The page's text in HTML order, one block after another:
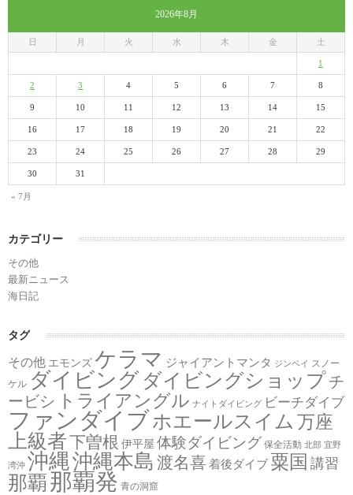
2026年8月
日 月 火 水 木 金 土
« 7月
1
2 3 4 5 6 7 8
9 10 11 12 13 14 15
16 17 18 19 20 21 22
23 24 25 26 27 28 29
30 31
カテゴリー
その他
最新ニュース
海日記
タグ
その他 エモンズ ケラマ ジャイアントマンタ ジンベイ スノー
ケル ダイビング ダイビングショップチ
ービシ トライアングル ナイトダイビング ビーチダイブ
ファンダイブホエールスイム 万座
上級者下曽根 伊平屋 体験ダイビング 保全活動 北部 宜野
湾沖 沖縄沖縄本島 渡名喜 着後ダイブ 粟国 講習
那覇 那覇発 青の洞窟